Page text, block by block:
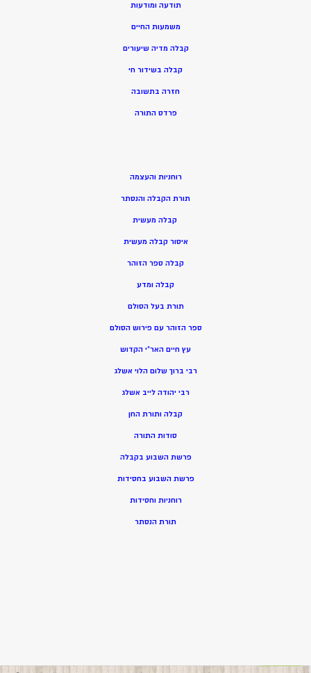
תודעה ומודעות
משמעות החיים
קבלה מדיה שיעורים
קבלה בשידור חי
חזרה בתשובה
פרדס התורה
רוחניות והעצמה
תורת הקבלה והנסתר
קבלה מעשית
איסור קבלה מעשית
קבלה ספר הזוהר
קבלה ומדע
תורת בעל הסולם
ספר הזוהר עם פירוש הסולם
עץ חיים האר”י הקדוש
רבי ברוך שלום הלוי אשלג
רבי יהודה לייב אשלג
קבלה ותורת החן
סודות התורה
פרשת השבוע בקבלה
פרשת השבוע בחסידות
רוחניות וחסידות
תורת הנסתר